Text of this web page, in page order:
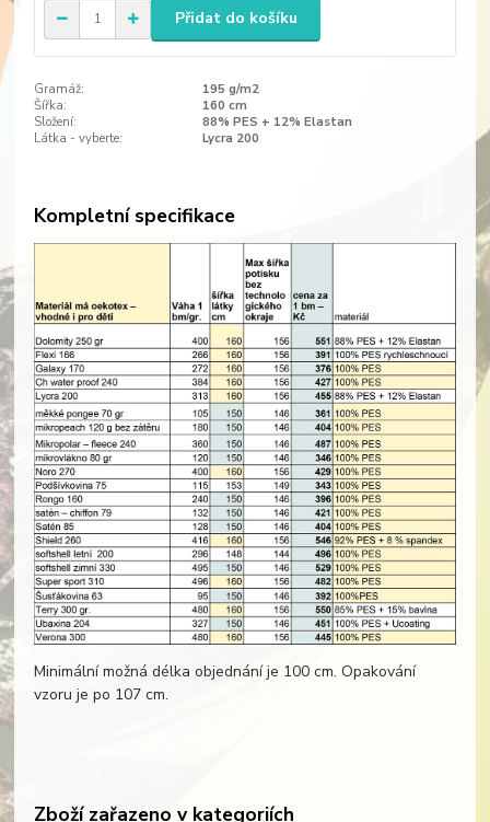
Přidat do košíku
Gramáž:
195 g/m2
Šířka:
160 cm
Složení:
88% PES + 12% Elastan
Látka - vyberte:
Lycra 200
Kompletní specifikace
Minimální možná délka objednání je 100 cm. Opakování
vzoru je po 107 cm.
Zboží zařazeno v kategoriích